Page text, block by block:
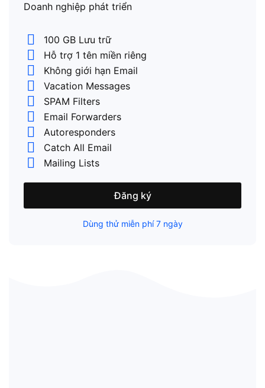
Doanh nghiệp phát triển
100 GB Lưu trữ
Hỗ trợ 1 tên miền riêng
Không giới hạn Email
Vacation Messages
SPAM Filters
Email Forwarders
Autoresponders
Catch All Email
Mailing Lists
Đăng ký
Dùng thử miễn phí 7 ngày